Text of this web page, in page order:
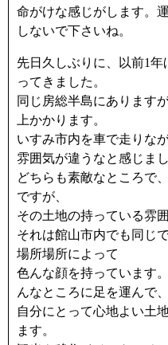
命がけな感じがします。
しないで下さいね。
先日久しぶりに、以前1
ってきました。
同じ房総半島にあります
上かかります。
いすみ市内を車で走りな
雰囲気が違うなと感じまし
どちらも素敵なところで
ですが、
その土地の持っている雰
それは館山市内でも同じ
場所場所によって
色んな顔を持っています
んなところに足を運んで、
自分にとって心地よい土
ます。